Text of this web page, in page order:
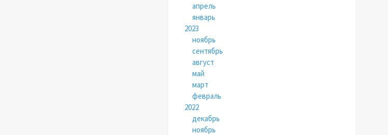
апрель
январь
2023
ноябрь
сентябрь
август
май
март
февраль
2022
декабрь
ноябрь